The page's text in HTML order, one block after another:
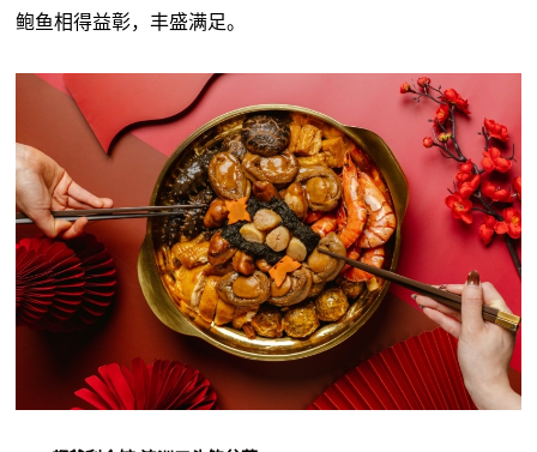
鲍鱼相得益彰，丰盛满足。